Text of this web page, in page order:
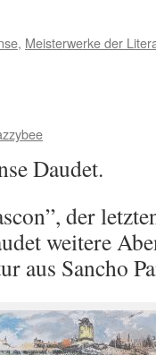
, Meisterwerke der
Daudet.
der
weitere
aus Sancho